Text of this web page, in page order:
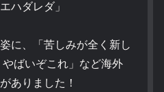
ハダレダ」
に、「苦しみが全く新し
ばいぞこれ」など海外
ありました！